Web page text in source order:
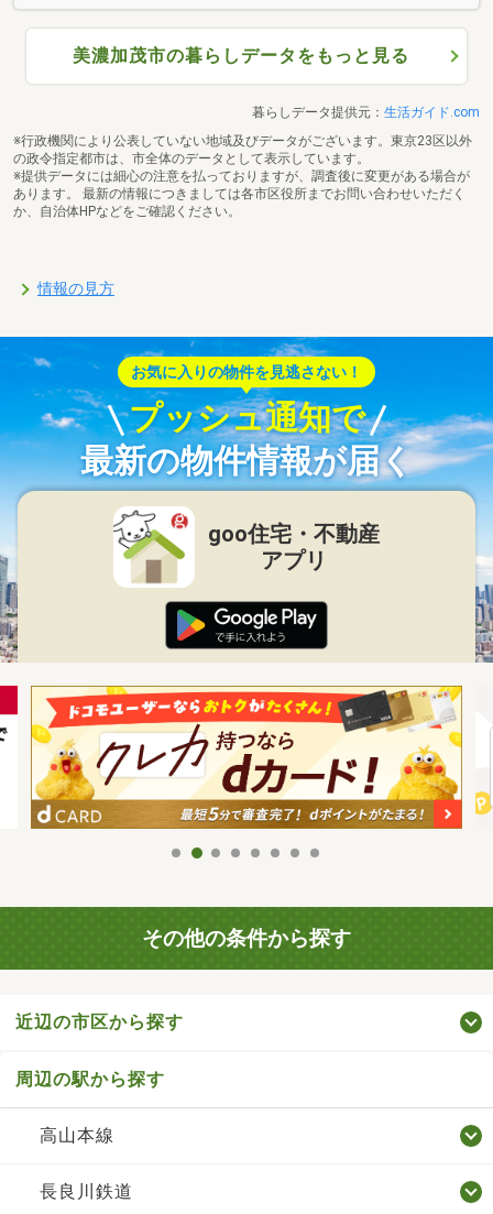
美濃加茂市の暮らしデータをもっと見る
暮らしデータ提供元： 生活ガイド.com
※行政機関により公表していない地域及びデータがございます。東京23区以外
の政令指定都市は、市全体のデータとして表示しています。
※提供データには細心の注意を払っておりますが、調査後に変更がある場合が
あります。 最新の情報につきましては各市区役所までお問い合わせいただく
か、自治体HPなどをご確認ください。
情報の見方
お気に入りの物件を見逃さない！
プッシュ通知で
最新の物件情報が届く
goo住宅・不動産
アプリ
その他の条件から探す
近辺の市区から探す
周辺の駅から探す
高山本線
長良川鉄道